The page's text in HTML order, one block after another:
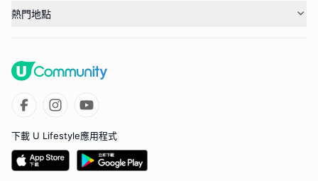
熱門地點
下載 U Lifestyle應用程式